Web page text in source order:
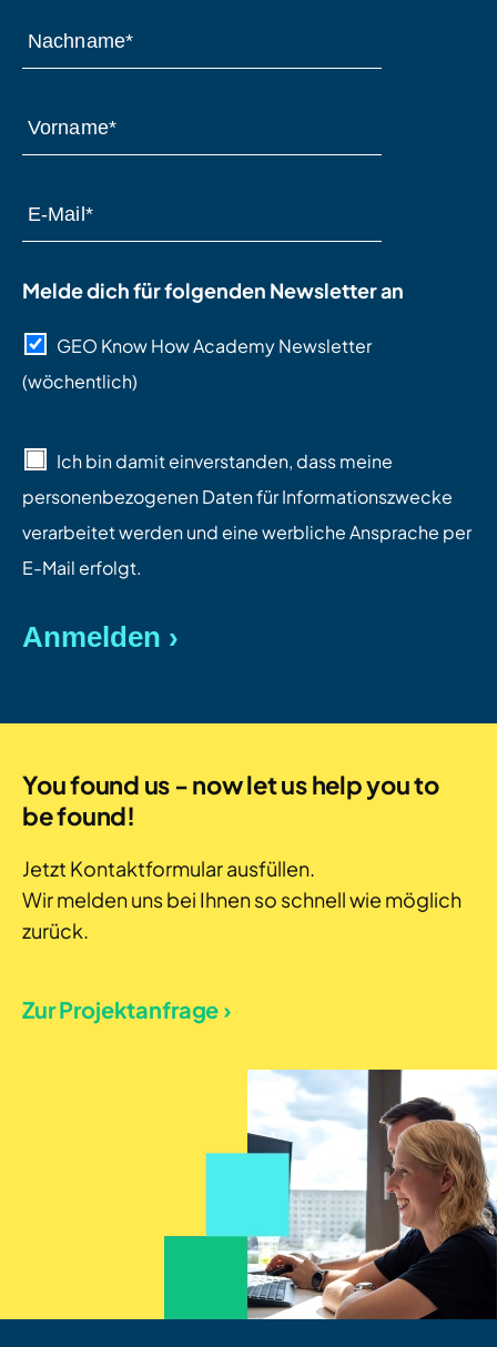
Melde dich für folgenden Newsletter an
GEO Know How Academy Newsletter
(wöchentlich)
Ich bin damit einverstanden, dass meine
personenbezogenen Daten für Informationszwecke
verarbeitet werden und eine werbliche Ansprache per
E-Mail erfolgt.
You found us - now let us help you to
be found!
Jetzt Kontaktformular ausfüllen.
Wir melden uns bei Ihnen so schnell wie möglich
zurück.
Zur Projektanfrage ›